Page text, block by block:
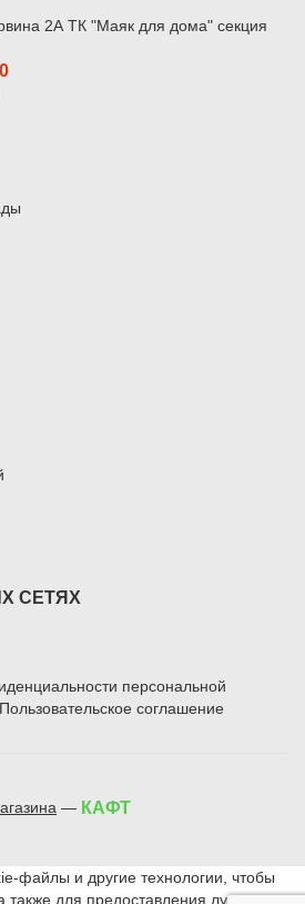
2А ТК "Маяк для дома" секция
СЕТЯХ
персональной
Пользовательское соглашение
— КАФТ
файлы и другие технологии, чтобы
также для предоставления лучшего